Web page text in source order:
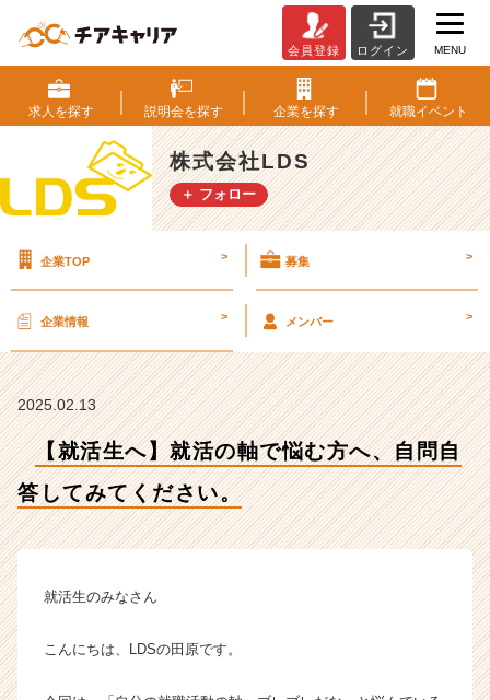
活
生
へ】
就
活
の
む
自
し
て
み
式
会員登録 ログイン MENU
求人を探す 説明会を探す 企業を探す 就職イベント
株式会社LDS
＋ フォロー
企業TOP > 募集 >
企業情報 > メンバー >
2025.02.13
【就活生へ】就活の軸で悩む方へ、自問自
答してみてください。
就活生のみなさん
こんにちは、LDSの田原です。